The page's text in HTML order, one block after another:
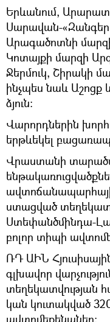
Երևանում,
Սարավան-
Արագածոտնի
Կոտայքի մարզի
Ջերմուկ, Շիրակի
ինչպես նաև Աշոցք
ձյուն:
Վարորդներին
երթևեկել
Վրաստանի
ստացված
Ստեփանծմինդա-
բոլոր տիպի
ՌԴ ԱԻՆ
գլխավոր
տեղեկատվության
կան կուտակված